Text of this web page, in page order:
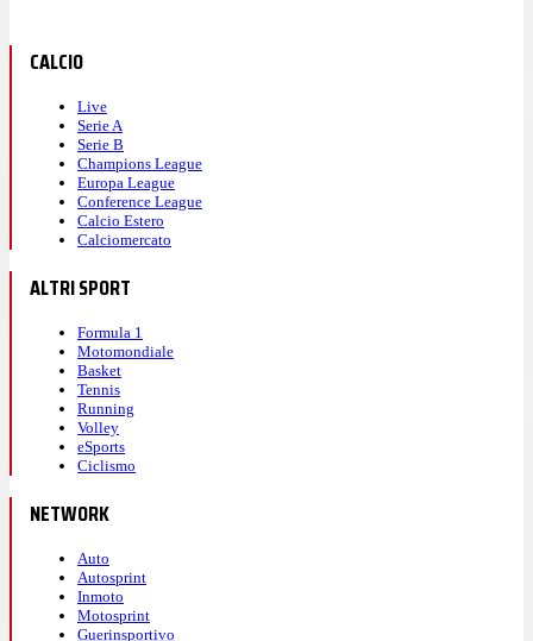
CALCIO
Live
Serie A
Serie B
Champions League
Europa League
Conference League
Calcio Estero
Calciomercato
ALTRI SPORT
Formula 1
Motomondiale
Basket
Tennis
Running
Volley
eSports
Ciclismo
NETWORK
Auto
Autosprint
Inmoto
Motosprint
Guerinsportivo